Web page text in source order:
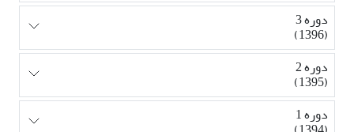
دوره 3
(1396)
دوره 2
(1395)
دوره 1